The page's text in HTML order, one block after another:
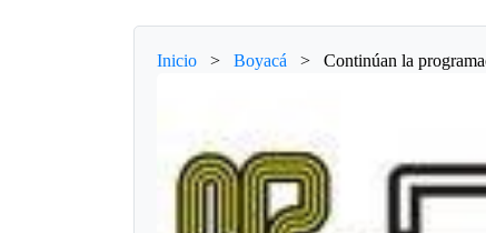
Inicio > Boyacá > Continúan la